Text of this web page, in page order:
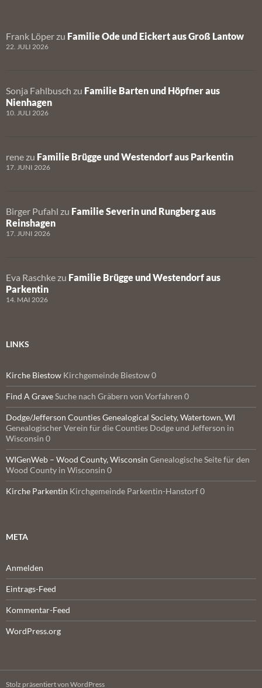
Frank Löper zu Familie Ode und Eickert aus Groß Lantow
22. JULI 2026
Sonja Fahlbusch zu Familie Barten und Höpfner aus
Nienhagen
10. JULI 2026
rene zu Familie Brügge und Westendorf aus Parkentin
17. JUNI 2026
Birger Pufahl zu Familie Severin und Rungberg aus
Reinshagen
17. JUNI 2026
Eva Raschke zu Familie Brügge und Westendorf aus
Parkentin
14. MAI 2026
LINKS
Kirche Biestow Kirchgemeinde Biestow 0
Find A GraveSuche nach Gräbern von Vorfahren 0
Dodge/Jefferson Counties Genealogical Society, Watertown, WI
Genealogischer Verein für die Counties Dodge und Jefferson in
Wisconsin 0
WIGenWeb – Wood County, Wisconsin Genealogische Seite für den
Wood County in Wisconsin 0
Kirche Parkentin Kirchgemeinde Parkentin-Hanstorf 0
META
Anmelden
Eintrags-Feed
Kommentar-Feed
WordPress.org
Stolz präsentiert von WordPress